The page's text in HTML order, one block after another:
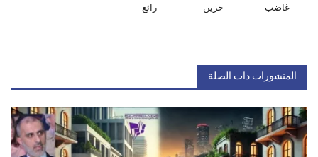
غاضب حزين رائع
المنشورات ذات الصلة